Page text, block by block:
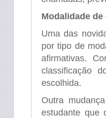
Modalidade
Uma das
por tipo de
afirmativas.
classificação
escolhida.
Outra
estudante que